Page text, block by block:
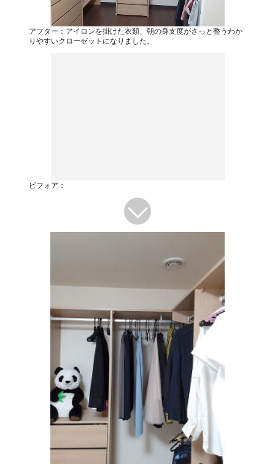
アフター：アイロンを掛けた衣類、朝の身支度がさっと整うわか
りやすいクローゼットになりました。
ビフォア：